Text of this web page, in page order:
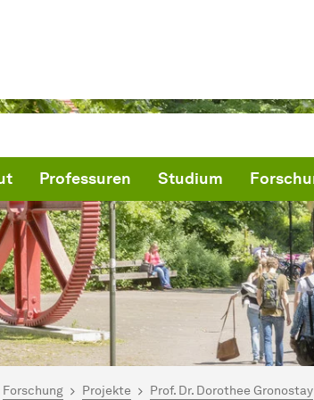
Professuren Studium
hier:
Forschung Projekte Prof. Dr. Dorothee Gronostay